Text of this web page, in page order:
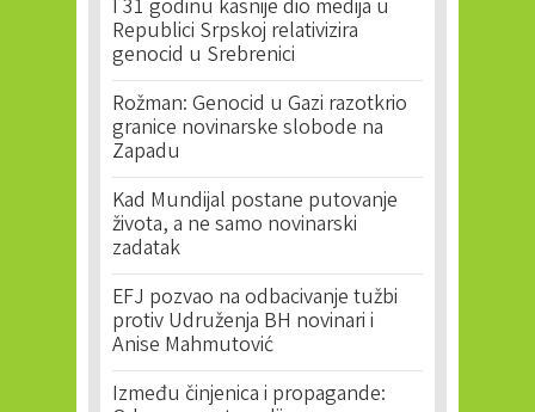
I 31 godinu kasnije dio medija u
Republici Srpskoj relativizira
genocid u Srebrenici
Rožman: Genocid u Gazi razotkrio
granice novinarske slobode na
Zapadu
Kad Mundijal postane putovanje
života, a ne samo novinarski
zadatak
EFJ pozvao na odbacivanje tužbi
protiv Udruženja BH novinari i
Anise Mahmutović
Između činjenica i propagande: